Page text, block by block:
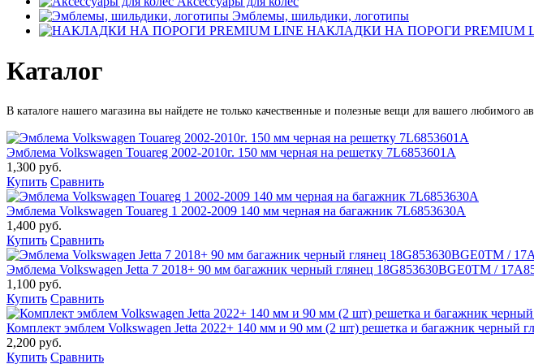
Эмблемы, шильдики, логотипы
НАКЛАДКИ НА ПОРОГИ PREMIUM
Каталог
В каталоге нашего магазина вы найдете не только качественные и полезные вещи для вашего любимого
Эмблема Volkswagen Touareg 2002-2010г. 150 мм черная на решетку 7L6853601A
1,300 руб.
Купить Сравнить
Эмблема Volkswagen Touareg 1 2002-2009 140 мм черная на багажник 7L6853630A
1,400 руб.
Купить Сравнить
Эмблема Volkswagen Jetta 7 2018+ 90 мм багажник черный глянец 18G853630BGE0TM /
1,100 руб.
Купить Сравнить
Комплект эмблем Volkswagen Jetta 2022+ 140 мм и 90 мм (2 шт) решетка и багажник черный
2,200 руб.
Купить Сравнить